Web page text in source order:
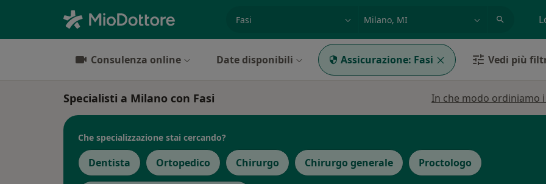
Consulenza online Date disponibili Assicurazione: Fasi Vedi più
Specialisti a Milano con Fasi In che modo ordiniamo
Che specializzazione stai cercando?
Dentista Ortopedico Chirurgo Chirurgo generale Proctologo